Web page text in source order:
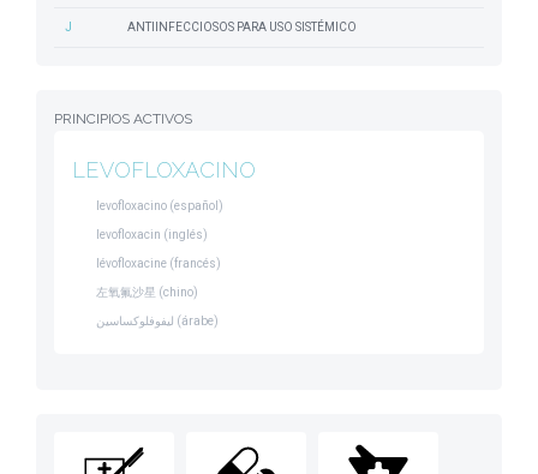
J ANTIINFECCIOSOS PARA USO SISTÉMICO
PRINCIPIOS ACTIVOS
LEVOFLOXACINO
levofloxacino (español)
levofloxacin (inglés)
lévofloxacine (francés)
左氧氟沙星 (chino)
ليفوفلوكساسين (árabe)